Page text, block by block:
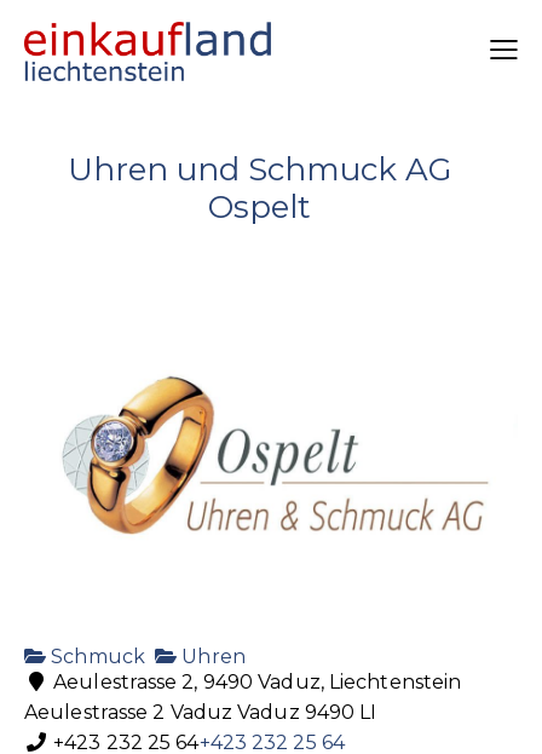
Uhren und Schmuck AG
Ospelt
Schmuck
Uhren
Aeulestrasse 2, 9490 Vaduz, Liechtenstein
Aeulestrasse 2 Vaduz Vaduz 9490 LI
+423 232 25 64+423 232 25 64